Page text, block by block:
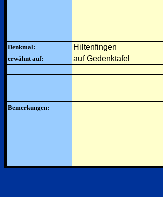
Denkmal: Hiltenfingen
erwähnt auf: auf Gedenktafel
Bemerkungen: